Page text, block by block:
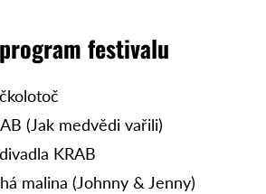
festivalu
(Jak medvědi vařili)
KRAB
malina (Johnny & Jenny)